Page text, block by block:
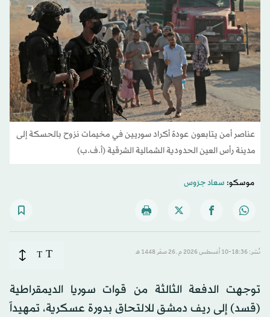
عناصر أمن يتابعون عودة أكراد سوريين في مخيمات نزوح بالحسكة إلى
مدينة رأس العين الحدودية الشمالية الشرقية (أ.ف.ب)
موسكو: سعاد جرَوس
نُشر: 18:36-10 أغسطس 2026 م ـ 26 صفَر 1448 هـ T
T
توجهت الدفعة الثالثة من قوات سوريا الديمقراطية
(قسد) إلى ريف دمشق للالتحاق بدورة عسكرية، تمهيداً